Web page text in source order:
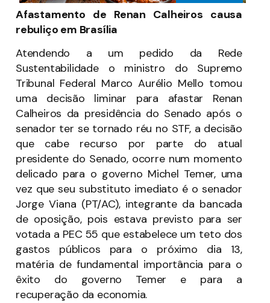
Afastamento de Renan Calheiros causa
rebuliço em Brasília
Atendendo a um pedido da Rede
Sustentabilidade o ministro do Supremo
Tribunal Federal Marco Aurélio Mello tomou
uma decisão liminar para afastar Renan
Calheiros da presidência do Senado após o
senador ter se tornado réu no STF, a decisão
que cabe recurso por parte do atual
presidente do Senado, ocorre num momento
delicado para o governo Michel Temer, uma
vez que seu substituto imediato é o senador
Jorge Viana (PT/AC), integrante da bancada
de oposição, pois estava previsto para ser
votada a PEC 55 que estabelece um teto dos
gastos públicos para o próximo dia 13,
matéria de fundamental importância para o
êxito do governo Temer e para a
recuperação da economia.